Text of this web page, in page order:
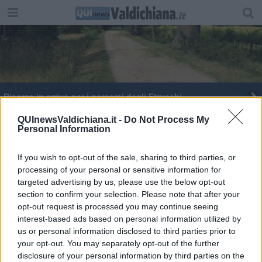
QUInewsValdichiana.it - Do Not Process My
Personal Information
If you wish to opt-out of the sale, sharing to third parties, or
processing of your personal or sensitive information for
targeted advertising by us, please use the below opt-out
section to confirm your selection. Please note that after your
opt-out request is processed you may continue seeing
interest-based ads based on personal information utilized by
us or personal information disclosed to third parties prior to
your opt-out. You may separately opt-out of the further
disclosure of your personal information by third parties on the
Risorse in arrivo per i percorsi degli Etruschi
Cinquecento chilometri di strade passano ad
Anas
Dalla Regione risorse agli imprenditori agricoli
Lucignano ospita il Festival nazionale dei borghi
più belli
27 nuovi ambiti per il turismo in Toscana
Partono i lavori alla stazione Chiusi-Chianciano